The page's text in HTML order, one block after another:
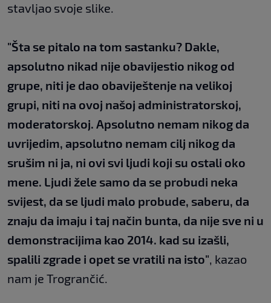
stavljao svoje slike.
"Šta se pitalo na tom sastanku? Dakle,
apsolutno nikad nije obavijestio nikog od
grupe, niti je dao obaviještenje na velikoj
grupi, niti na ovoj našoj administratorskoj,
moderatorskoj. Apsolutno nemam nikog da
uvrijedim, apsolutno nemam cilj nikog da
srušim ni ja, ni ovi svi ljudi koji su ostali oko
mene. Ljudi žele samo da se probudi neka
svijest, da se ljudi malo probude, saberu, da
znaju da imaju i taj način bunta, da nije sve ni u
demonstracijima kao 2014. kad su izašli,
spalili zgrade i opet se vratili na isto", kazao
nam je Trogrančić.